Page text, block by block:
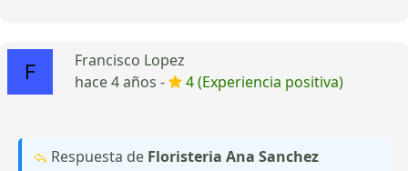
Francisco Lopez
hace 4 años -
4 (Experiencia positiva)
Respuesta de Floristeria Ana Sanchez